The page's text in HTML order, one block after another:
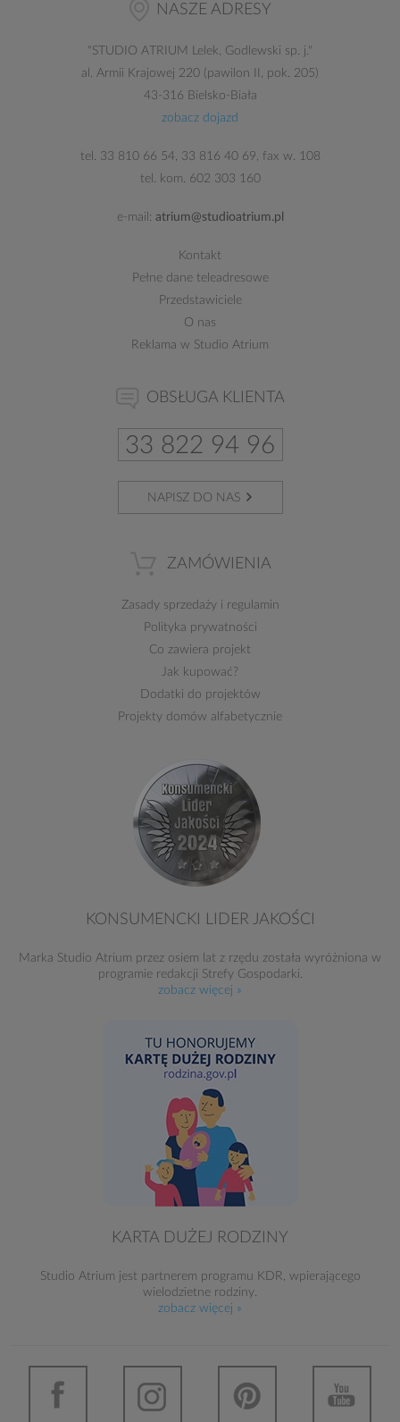
NASZE ADRESY
"STUDIO ATRIUM Lelek, Godlewski sp. j."
al. Armii Krajowej 220 (pawilon II, pok. 205)
43-316 Bielsko-Biała
zobacz dojazd
tel. 33 810 66 54, 33 816 40 69, fax w. 108
tel. kom. 602 303 160
e-mail: atrium@studioatrium.pl
Kontakt
Pełne dane teleadresowe
Przedstawiciele
O nas
Reklama w Studio Atrium
OBSŁUGA KLIENTA
33 822 94 96
NAPISZ DO NAS
ZAMÓWIENIA
Zasady sprzedażyi regulamin
Polityka prywatności
Co zawiera projekt
Jak kupować?
Dodatki do projektów
Projekty domów alfabetycznie
KONSUMENCKI LIDER JAKOŚCI
Marka Studio Atrium przez osiem lat z rzędu została wyróżniona w
programie redakcji Strefy Gospodarki.
zobacz więcej »
KARTA DUŻEJ RODZINY
Studio Atrium jest partnerem programu KDR, wpierającego
wielodzietne rodziny.
zobacz więcej »